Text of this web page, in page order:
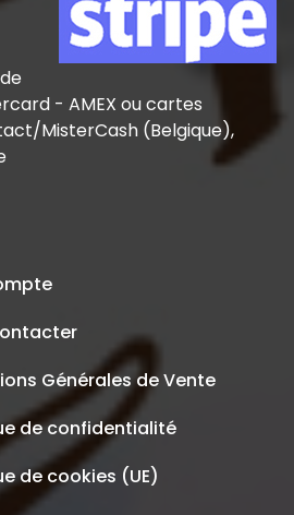
- AMEX ou cartes
MisterCash (Belgique),
Générales de Vente
de confidentialité
de cookies (UE)